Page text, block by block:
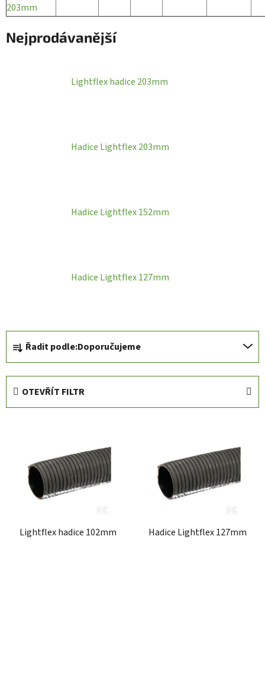
203mm
Nejprodávanější
Lightflex hadice 203mm
Hadice Lightflex 203mm
Hadice Lightflex 152mm
Hadice Lightflex 127mm
a
z
Řadit podle:Doporučujeme
OTEVŘÍT FILTR
Lightflex hadice 102mm Hadice Lightflex 127mm